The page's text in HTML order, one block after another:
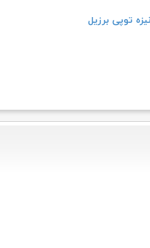
توپی برزیل